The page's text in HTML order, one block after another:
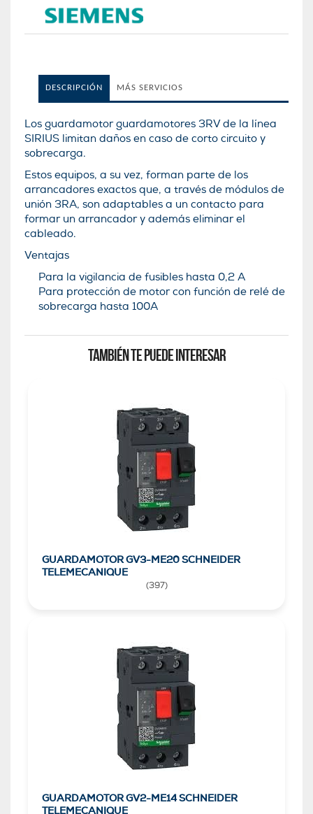
DESCRIPCIÓN MÁS SERVICIOS
Los guardamotor guardamotores 3RV de la lí­nea
SIRIUS limitan daños en caso de corto circuito y
sobrecarga.
Estos equipos, a su vez, forman parte de los
arrancadores exactos que, a través de módulos de
unión 3RA, son adaptables a un contacto para
formar un arrancador y además eliminar el
cableado.
Ventajas
Para la vigilancia de fusibles hasta 0,2 A
Para protección de motor con función de relé de
sobrecarga hasta 100A
TAMBIÉN TE PUEDE INTERESAR
GUARDAMOTOR GV3-ME20 SCHNEIDER
TELEMECANIQUE
(397)
GUARDAMOTOR GV2-ME14 SCHNEIDER
TELEMECANIQUE